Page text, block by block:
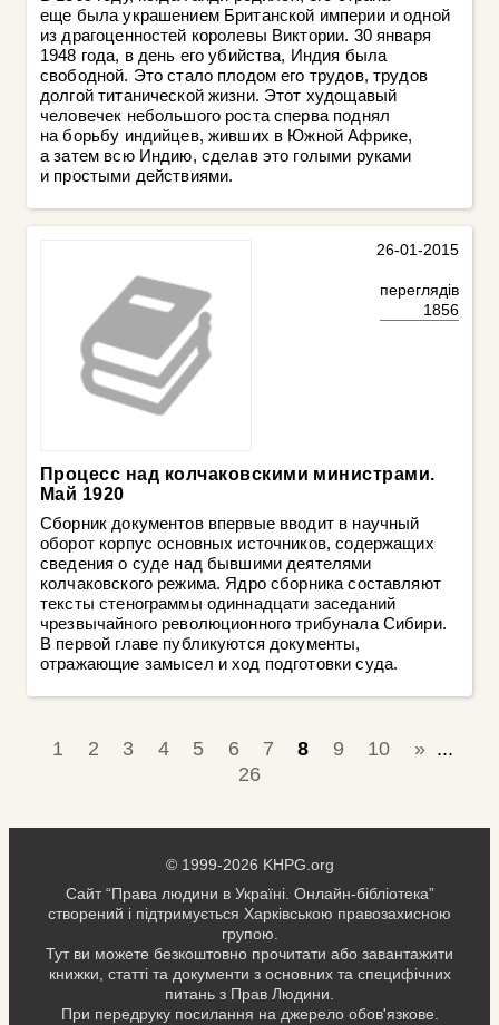
еще была украшением Британской империи и одной
из драгоценностей королевы Виктории. 30 января
1948 года, в день его убийства, Индия была
свободной. Это стало плодом его трудов, трудов
долгой титанической жизни. Этот худощавый
человечек небольшого роста сперва поднял
на борьбу индийцев, живших в Южной Африке,
а затем всю Индию, сделав это голыми руками
и простыми действиями.
26-01-2015
переглядів
1856
Процесс над колчаковскими министрами.
Май 1920
Сборник документов впервые вводит в научный
оборот корпус основных источников, содержащих
сведения о суде над бывшими деятелями
колчаковского режима. Ядро сборника составляют
тексты стенограммы одиннадцати заседаний
чрезвычайного революционного трибунала Сибири.
В первой главе публикуются документы,
отражающие замысел и ход подготовки суда.
1 2 3 4 5 6 7 8 9 10 » ...
26
© 1999-2026 KHPG.org
Сайт “Права людини в Україні. Онлайн-бібліотека”
створений і підтримується Харківською правозахисною
групою.
Тут ви можете безкоштовно прочитати або завантажити
книжки, статті та документи з основних та специфічних
питань з Прав Людини.
При передруку посилання на джерело обов'язкове.